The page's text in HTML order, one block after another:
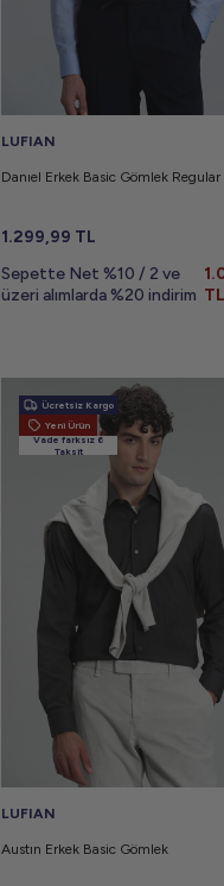
LUFIAN
Danıel Erkek Basic Gömlek Regular
1.299,99 TL
Sepette Net %10 / 2 ve
üzeri alımlarda %20 indirim TL
Ücretsiz Kargo
Yeni Ürün
Vade farksız 6
Taksit
LUFIAN
Austın Erkek Basic Gömlek